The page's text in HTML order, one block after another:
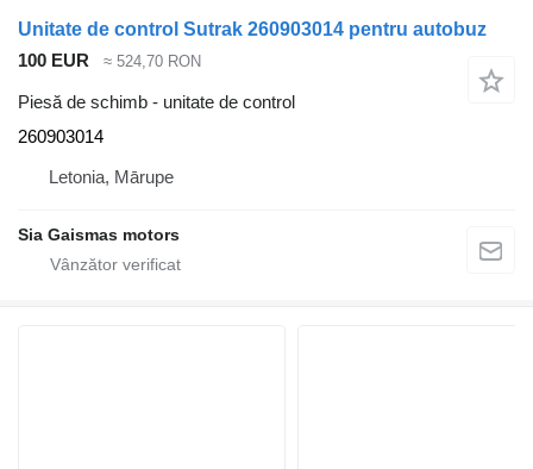
Unitate de control Sutrak 260903014 pentru autobuz
100 EUR
≈ 524,70 RON
Piesă de schimb - unitate de control
260903014
Letonia, Mārupe
Sia Gaismas motors